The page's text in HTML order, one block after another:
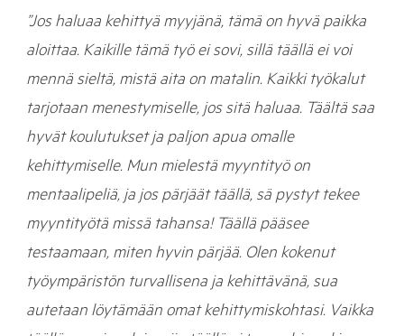
”Jos haluaa kehittyä myyjänä, tämä on hyvä paikka
aloittaa. Kaikille tämä työ ei sovi, sillä täällä ei voi
mennä sieltä, mistä aita on matalin. Kaikki työkalut
tarjotaan menestymiselle, jos sitä haluaa. Täältä saa
hyvät koulutukset ja paljon apua omalle
kehittymiselle. Mun mielestä myyntityö on
mentaalipeliä, ja jos pärjäät täällä, sä pystyt tekee
myyntityötä missä tahansa! Täällä pääsee
testaamaan, miten hyvin pärjää. Olen kokenut
työympäristön turvallisena ja kehittävänä, sua
autetaan löytämään omat kehittymiskohtasi. Vaikka